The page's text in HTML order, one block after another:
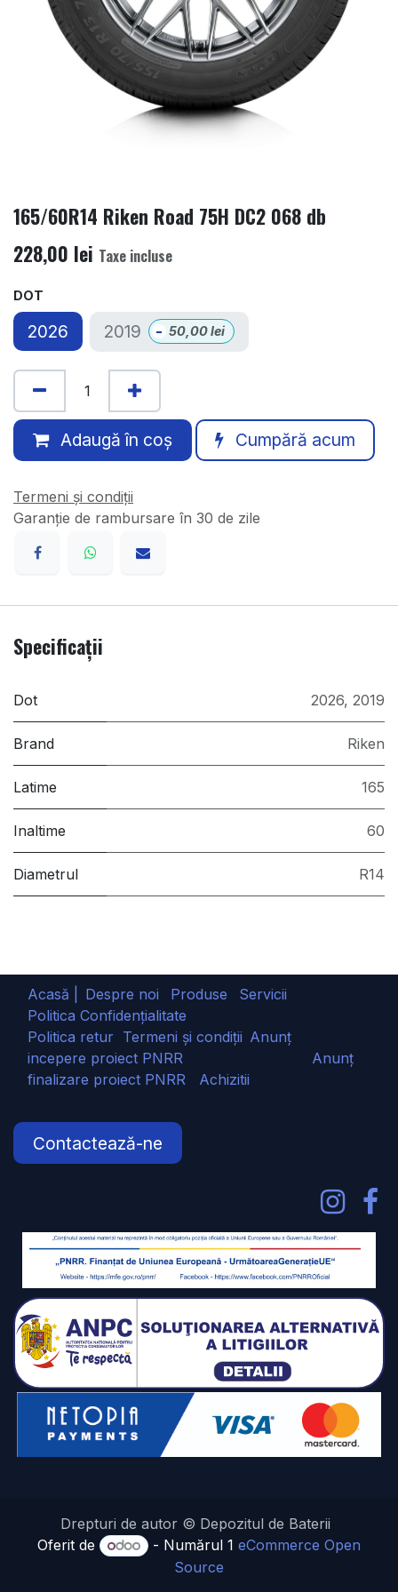
165/60R14 Riken Road 75H DC2 068 db
228,00 lei Taxe incluse
DOT
2026 2019 - 50,00lei
Adaugă în coș Cumpără acum
Termeni și condiții
Garanție de rambursare în 30 de zile
Specificații
Dot 2026, 2019
Brand Riken
Latime 165
Inaltime 60
Diametrul R14
Acasă | Despre noi Produse
Servicii
Politica Confidențialitate
Politica retur Termeni și condiții Anunț
incepere proiect PNRR
Anunț
finalizare proiect PNRR Achizitii
Contactează-ne
Drepturi de autor © Depozitul de Baterii
Oferit de
- Numărul 1 eCommerce Open
Source